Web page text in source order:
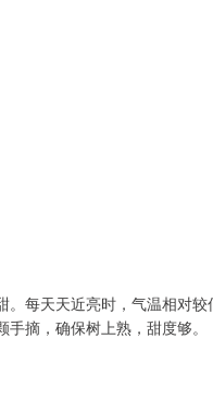
。每天天近亮时，气温相对较
摘，确保树上熟，甜度够。